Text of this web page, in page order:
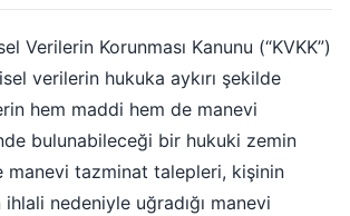
Verilerin Korunması Kanunu (“KVKK”)
verilerin hukuka aykırı şekilde
hem maddi hem de manevi
bulunabileceği bir hukuki zemin
manevi tazminat talepleri, kişinin
ihlali nedeniyle uğradığı manevi